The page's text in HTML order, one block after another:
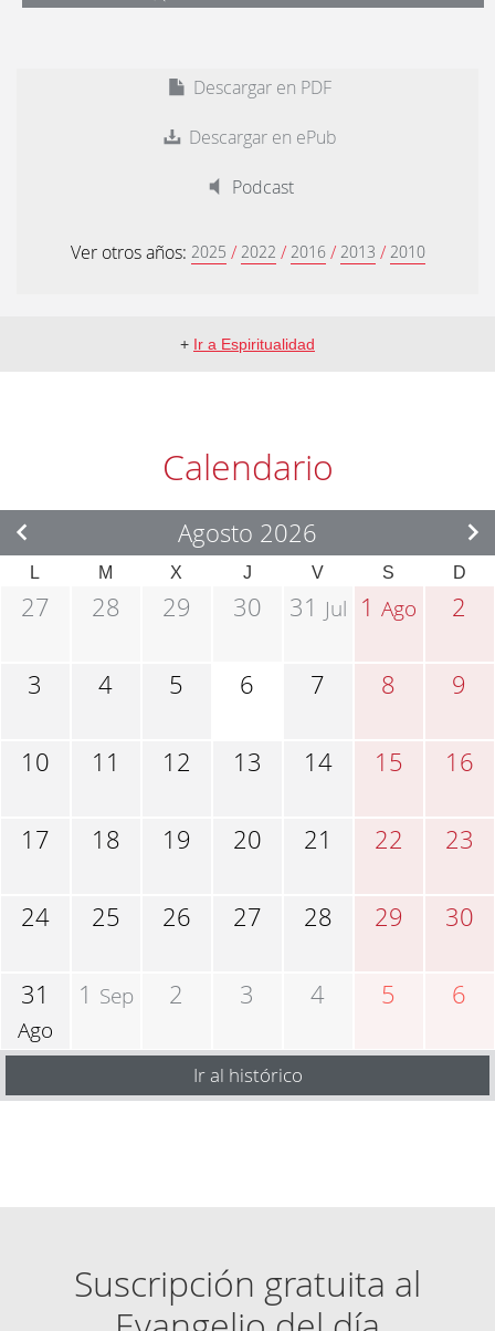
Descargar en PDF
Descargar en ePub
Podcast
Ver otros años: 2025 / 2022 / 2016 / 2013 / 2010
+ Ir a Espiritualidad
Calendario
Agosto 2026
L M X J V S D
27 28 29 30 31 Jul 1Ago 2
3 4 5 6 7 8 9
10 11 12 13 14 15 16
17 18 19 20 21 22 23
24 25 26 27 28 29 30
31
Ago
1 Sep 2 3 4 5 6
Ir al histórico
Suscripción gratuita al